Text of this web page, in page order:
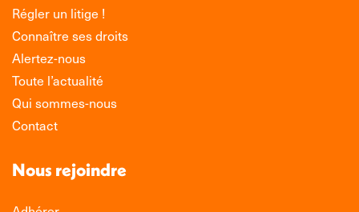
Régler un litige !
Connaître ses droits
Alertez-nous
Toute l’actualité
Qui sommes-nous
Contact
Nous rejoindre